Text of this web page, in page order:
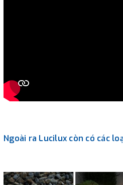
Ngoài ra Lucilux còn có các